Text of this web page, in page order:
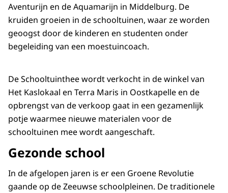
Aventurijn en de Aquamarijn in Middelburg. De
kruiden groeien in de schooltuinen, waar ze worden
geoogst door de kinderen en studenten onder
begeleiding van een moestuincoach.
De Schooltuinthee wordt verkocht in de winkel van
Het Kaslokaal en Terra Maris in Oostkapelle en de
opbrengst van de verkoop gaat in een gezamenlijk
potje waarmee nieuwe materialen voor de
schooltuinen mee wordt aangeschaft.
Gezonde school
In de afgelopen jaren is er een Groene Revolutie
gaande op de Zeeuwse schoolpleinen. De traditionele